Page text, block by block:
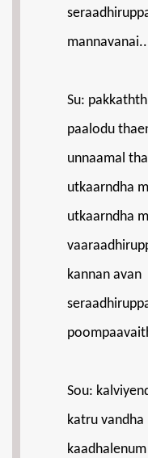
Su:
paalodu
unnaamal
utkaarndha
utkaarndha
kannan avan
Sou:
katru vandha